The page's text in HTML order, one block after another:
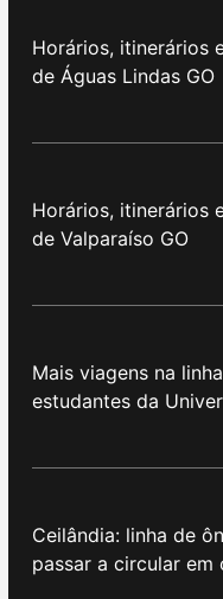
Horários, itinerários
de Águas Lindas GO
Horários, itinerários
de Valparaíso GO
Mais viagens na
estudantes da
Ceilândia: linha de
passar a circular em